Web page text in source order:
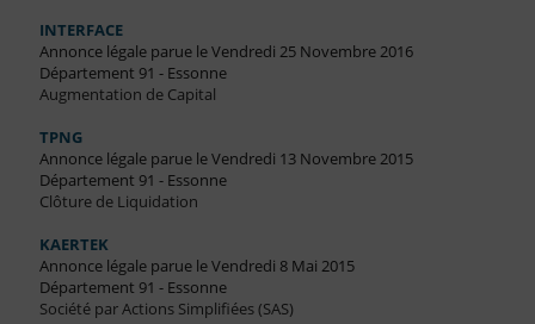
INTERFACE
Annonce légale parue le Vendredi 25 Novembre 2016
Département 91 - Essonne
Augmentation de Capital
TPNG
Annonce légale parue le Vendredi 13 Novembre 2015
Département 91 - Essonne
Clôture de Liquidation
KAERTEK
Annonce légale parue le Vendredi 8 Mai 2015
Département 91 - Essonne
Société par Actions Simplifiées (SAS)